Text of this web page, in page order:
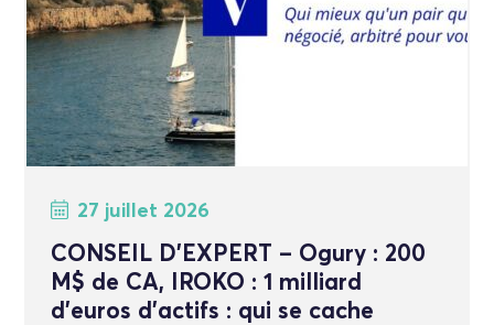
27 juillet 2026
CONSEIL D’EXPERT – Ogury : 200
M$ de CA, IROKO : 1 milliard
d’euros d’actifs : qui se cache